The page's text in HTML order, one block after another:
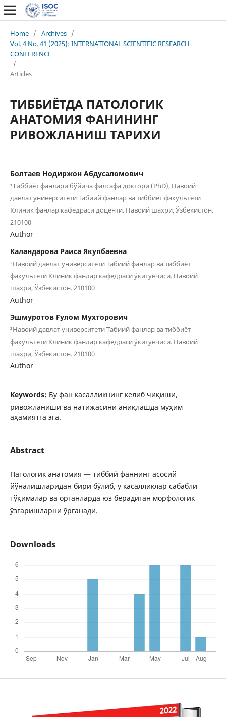
Home / Archives /
Vol. 4 No. 41 (2025): INTERNATIONAL SCIENTIFIC RESEARCH
CONFERENCE
/
Articles
ТИББИЁТДА ПАТОЛОГИК
АНАТОМИЯ ФАНИНИНГ
РИВОЖЛАНИШ ТАРИХИ
Болтаев Нодиржон Абдусаломович
¹Тиббиёт фанлари бўйича фалсафа доктори (PhD), Навоий
давлат университети Табиий фанлар ва тиббиёт факультети
Клиник фанлар кафедраси доценти. Навоий шаҳри, Ўзбекистон.
210100
Author
Каландарова Раиса Якупбаевна
²Навоий давлат университети Табиий фанлар ва тиббиёт
факультети Клиник фанлар кафедраси ўқитувчиси. Навоий
шаҳри, Ўзбекистон. 210100
Author
Эшмуротов Ғулом Мухторович
³Навоий давлат университети Табиий фанлар ва тиббиёт
факультети Клиник фанлар кафедраси ўқитувчиси. Навоий
шаҳри, Ўзбекистон. 210100
Author
Keywords: Бу фан касалликнинг келиб чиқиши,
ривожланиши ва натижасини аниқлашда муҳим
аҳамиятга эга.
Abstract
Патологик анатомия — тиббий фаннинг асосий
йўналишларидан бири бўлиб, у касалликлар сабабли
тўқималар ва органларда юз берадиган морфологик
ўзгаришларни ўрганади.
Downloads